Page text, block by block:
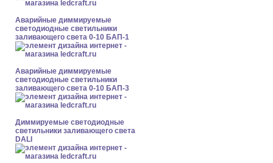
Аварийные диммируемые
светодиодные светильники
заливающего света 0-10 БАП-1
Аварийные диммируемые
светодиодные светильники
заливающего света 0-10 БАП-3
Диммируемые светодиодные
светильники заливающего света
DALI